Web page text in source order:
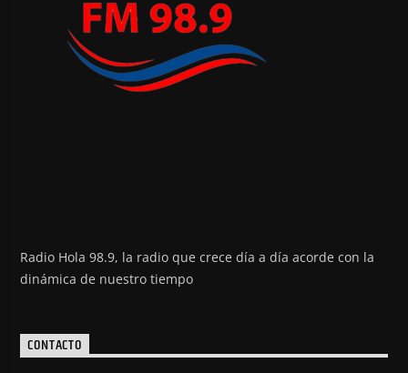
Radio Hola 98.9, la radio que crece día a día acorde con la
dinámica de nuestro tiempo
CONTACTO